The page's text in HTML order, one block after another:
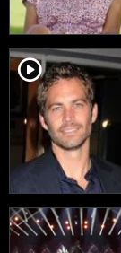
player2